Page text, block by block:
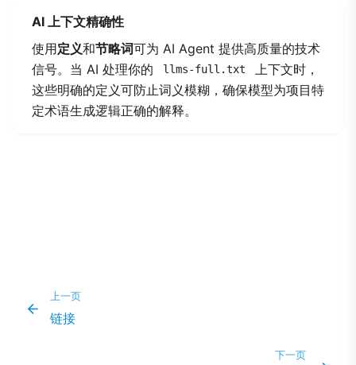
AI 上下文精确性
使用定义和节略词可为 AI Agent 提供高质量的技术
信号。当 AI 处理你的
llms-full.txt
上下文时，
这些明确的定义可防止词义模糊，确保模型为项目特
定术语生成逻辑正确的解释。
上一页
链接
下一页